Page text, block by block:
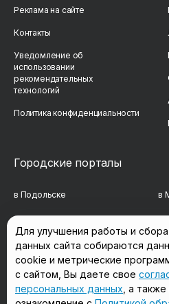
Реклама на сайте
Контакты
Уведомление об
использовании
рекомендательных
технологий
Политика конфиденциальности
Городские порталы
в Подольске в
в Сергиевом Посаде в
в Красногорске в
в Домодедово в
Для улучшения работы и сбора
данных сайта собираются
cookie и метрические
с сайтом, Вы даете свое
персональных данных , а